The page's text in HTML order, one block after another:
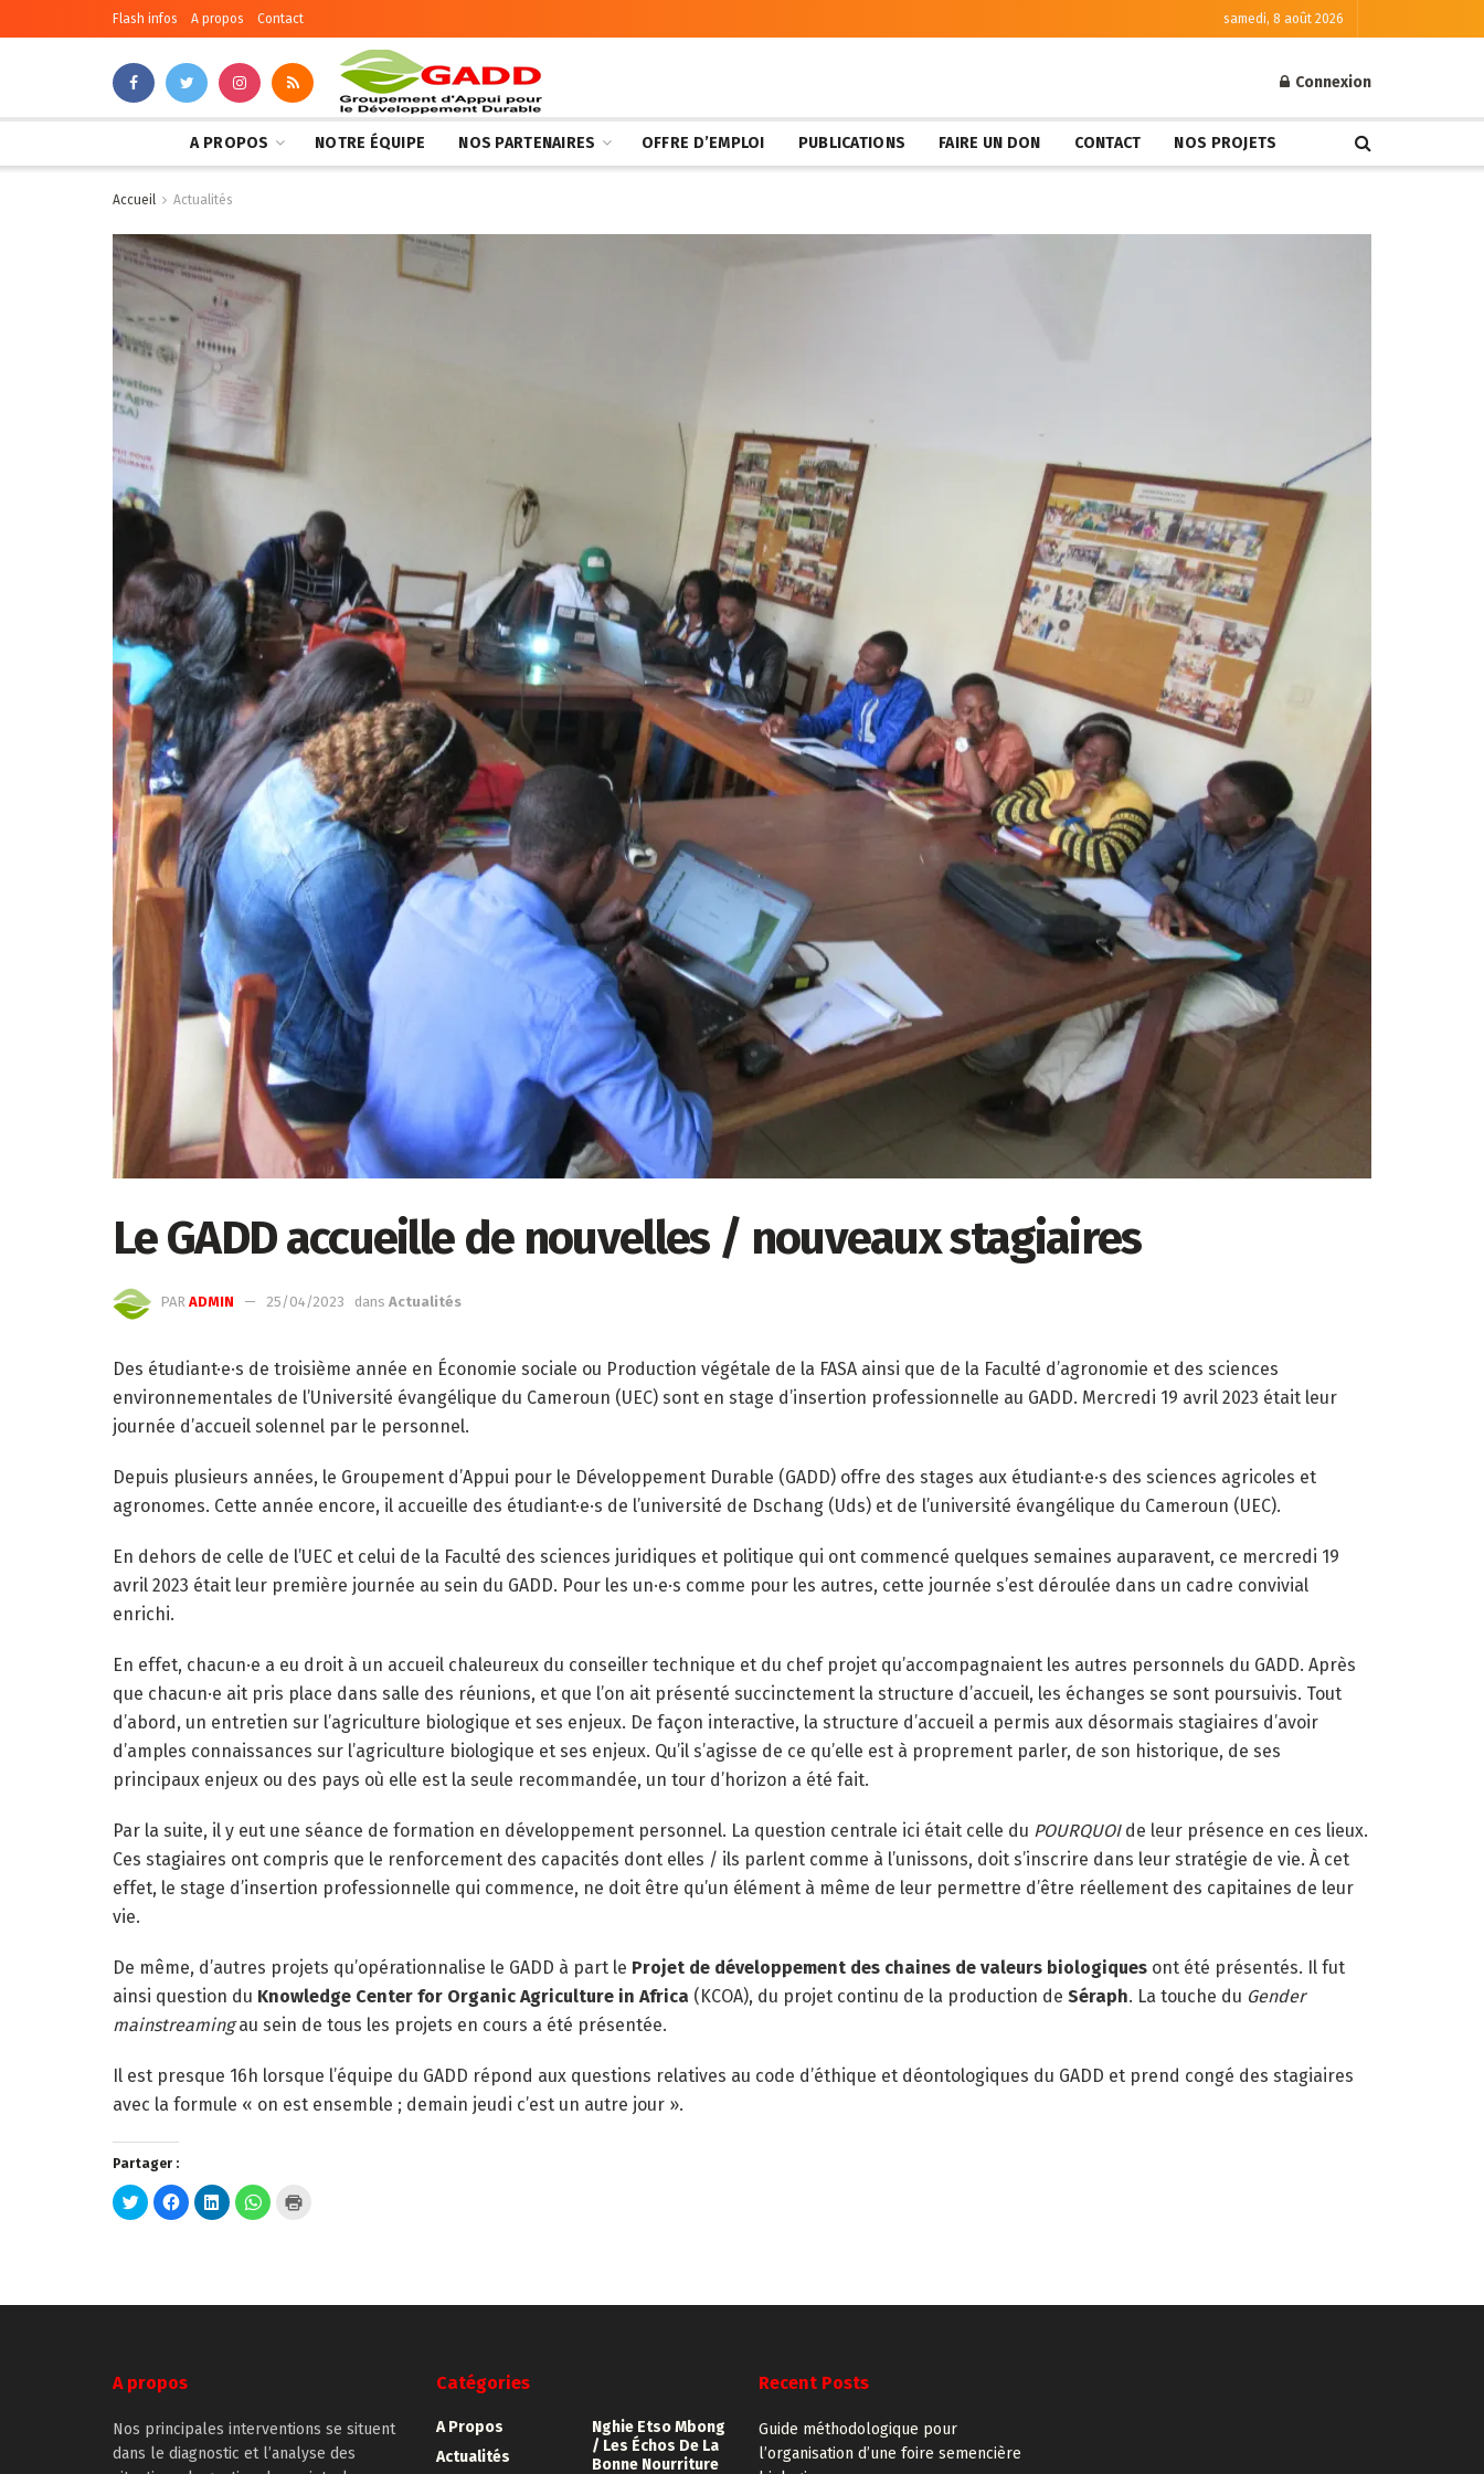
Flash infos A propos Contact samedi, 8 août 2026
Connexion
A PROPOS NOTRE ÉQUIPE NOS PARTENAIRES OFFRE D’EMPLOI PUBLICATIONS FAIRE UN DON CONTACT NOS PROJETS
Accueil Actualités
Le GADD accueille de nouvelles / nouveaux stagiaires
PAR ADMIN 25/04/2023 dans Actualités
Des étudiant·e·s de troisième année en Économie sociale ou Production végétale de la FASA ainsi que de la Faculté d’agronomie et des sciences
environnementales de l’Université évangélique du Cameroun (UEC) sont en stage d’insertion professionnelle au GADD. Mercredi 19 avril 2023 était leur
journée d’accueil solennel par le personnel.
Depuis plusieurs années, le Groupement d’Appui pour le Développement Durable (GADD) offre des stages aux étudiant·e·s des sciences agricoles et
agronomes. Cette année encore, il accueille des étudiant·e·s de l’université de Dschang (Uds) et de l’université évangélique du Cameroun (UEC).
En dehors de celle de l’UEC et celui de la Faculté des sciences juridiques et politique qui ont commencé quelques semaines auparavent, ce mercredi 19
avril 2023 était leur première journée au sein du GADD. Pour les un·e·s comme pour les autres, cette journée s’est déroulée dans un cadre convivial
enrichi.
En effet, chacun·e a eu droit à un accueil chaleureux du conseiller technique et du chef projet qu’accompagnaient les autres personnels du GADD. Après
que chacun·e ait pris place dans salle des réunions, et que l’on ait présenté succinctement la structure d’accueil, les échanges se sont poursuivis. Tout
d’abord, un entretien sur l’agriculture biologique et ses enjeux. De façon interactive, la structure d’accueil a permis aux désormais stagiaires d’avoir
d’amples connaissances sur l’agriculture biologique et ses enjeux. Qu’il s’agisse de ce qu’elle est à proprement parler, de son historique, de ses
principaux enjeux ou des pays où elle est la seule recommandée, un tour d’horizon a été fait.
Par la suite, il y eut une séance de formation en développement personnel. La question centrale ici était celle du POURQUOIde leur présence en ces lieux.
Ces stagiaires ont compris que le renforcement des capacités dont elles / ils parlent comme à l’unissons, doit s’inscrire dans leur stratégie de vie. À cet
effet, le stage d’insertion professionnelle qui commence, ne doit être qu’un élément à même de leur permettre d’être réellement des capitaines de leur
vie.
De même, d’autres projets qu’opérationnalise le GADD à part le Projet de développement des chaines de valeurs biologiques ont été présentés. Il fut
ainsi question du Knowledge Center for Organic Agriculture in Africa (KCOA), du projet continu de la production de Séraph. La touche du Gender
mainstreamingau sein de tous les projets en cours a été présentée.
Il est presque 16h lorsque l’équipe du GADD répond aux questions relatives au code d’éthique et déontologiques du GADD et prend congé des stagiaires
avec la formule « on est ensemble ; demain jeudi c’est un autre jour ».
Partager :
Cliquez
pour
partager
fenêtre)
Cliquez
pour
partager
fenêtre)
Cliquez
pour
partager
fenêtre)
Cliquez
pour
fenêtre)
A propos
Nos principales interventions se situent
dans le diagnostic et l’analyse des
Catégories
A Propos
Actualités
Nghie Etso Mbong
/ Les Échos De La
Bonne Nourriture
Recent Posts
Guide méthodologique pour
l’organisation d’une foire semencière